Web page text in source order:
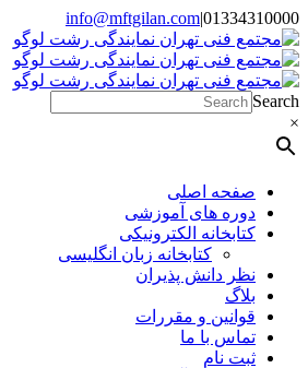
Skip
to
content
01334310000
|
info@mftgilan.com
Instagram
LinkedIn
Search
×
صفحه اصلی
دوره های آموزشی
کتابخانه الکترونیکی
کتابخانه زبان انگلیسی
نظر دانش پذیران
بلاگ
قوانین و مقررات
تماس با ما
ثبت نام